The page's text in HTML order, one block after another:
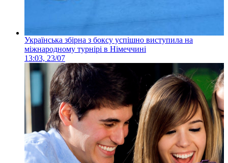
Українська збірна з боксу успішно виступила на
міжнародному турнірі в Німеччині
13:03, 23/07